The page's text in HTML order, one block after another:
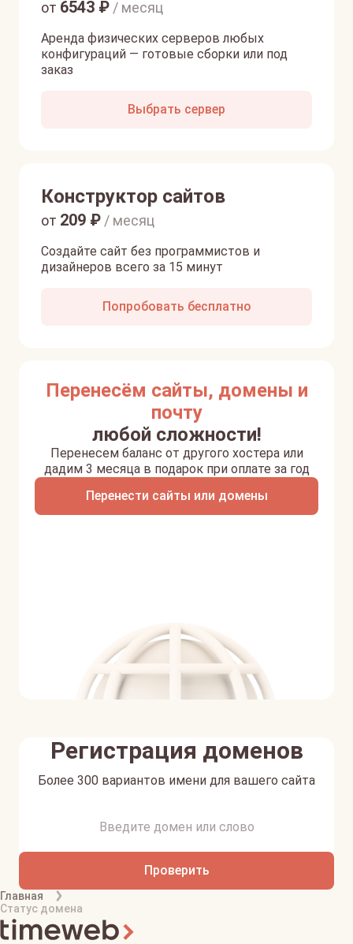
Аренда физических серверов любых
конфигураций — готовые сборки или под
заказ
от 6543 ₽ / месяц
Выбрать сервер
Конструктор сайтов
Создайте сайт без программистов и
дизайнеров всего за 15 минут
от 209 ₽ / месяц
Попробовать бесплатно
Перенесём сайты, домены и
почту
любой сложности!
Перенести сайты или домены
Перенесем баланс от другого хостера или
дадим 3 месяца в подарок при оплате за год
Регистрация доменов
Более 300 вариантов имени для вашего сайта
Проверить
Главная
Статус домена